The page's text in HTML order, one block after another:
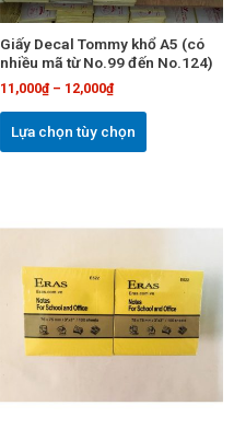
Giấy Decal Tommy khổ A5 (có
nhiều mã từ No.99 đến No.124)
11,000₫– 12,000₫
Lựa chọn tùy chọn
chọn
có
trên